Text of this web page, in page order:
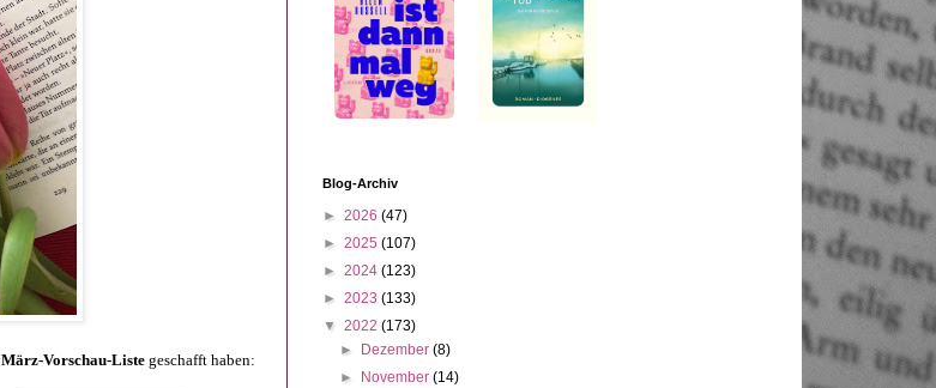
März-Vorschau-Liste geschafft haben:
Blog-Archiv
► 2026 (47)
► 2025 (107)
► 2024 (123)
► 2023 (133)
▼ 2022 (173)
►
Dezember(8)
►
November(14)